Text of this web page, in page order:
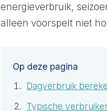
energieverbruik,
alleen voorspelt niet
Op deze pagina
Dagverbruik
Typische